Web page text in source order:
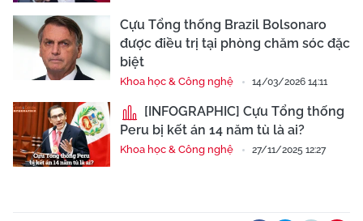
Cựu Tổng thống Brazil Bolsonaro
được điều trị tại phòng chăm sóc đặc
biệt
Khoa học & Công nghệ 14/03/2026 14:11
[INFOGRAPHIC] Cựu Tổng thống
Peru bị kết án 14 năm tù là ai?
Khoa học & Công nghệ 27/11/2025 12:27